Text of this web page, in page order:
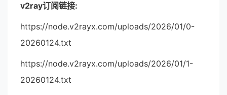
v2ray订阅链接:
https://node.v2rayx.com/uploads/2026/01/0-
20260124.txt
https://node.v2rayx.com/uploads/2026/01/1-
20260124.txt